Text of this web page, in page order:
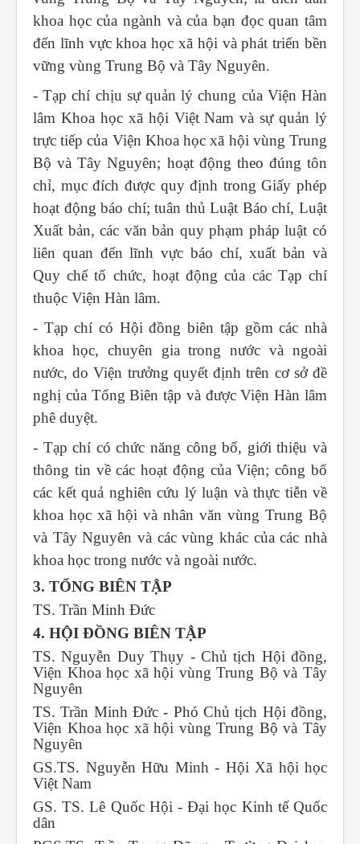
khoa học của ngành và của bạn đọc quan tâm
đến lĩnh vực khoa học xã hội và phát triển bền
vững vùng Trung Bộ và Tây Nguyên.
- Tạp chí chịu sự quản lý chung của Viện Hàn
lâm Khoa học xã hội Việt Nam và sự quản lý
trực tiếp của Viện Khoa học xã hội vùng Trung
Bộ và Tây Nguyên; hoạt động theo đúng tôn
chỉ, mục đích được quy định trong Giấy phép
hoạt động báo chí; tuân thủ Luật Báo chí, Luật
Xuất bản, các văn bản quy phạm pháp luật có
liên quan đến lĩnh vực báo chí, xuất bản và
Quy chế tổ chức, hoạt động của các Tạp chí
thuộc Viện Hàn lâm.
- Tạp chí có Hội đồng biên tập gồm các nhà
khoa học, chuyên gia trong nước và ngoài
nước, do Viện trưởng quyết định trên cơ sở đề
nghị của Tổng Biên tập và được Viện Hàn lâm
phê duyệt.
- Tạp chí có chức năng công bố, giới thiệu và
thông tin về các hoạt động của Viện; công bố
các kết quả nghiên cứu lý luận và thực tiễn về
khoa học xã hội và nhân văn vùng Trung Bộ
và Tây Nguyên và các vùng khác của các nhà
khoa học trong nước và ngoài nước.
3. TỔNG BIÊN TẬP
TS. Trần Minh Đức
4. HỘI ĐỒNG BIÊN TẬP
TS. Nguyễn Duy Thụy - Chủ tịch Hội đồng,
Viện Khoa học xã hội vùng Trung Bộ và Tây
Nguyên
TS. Trần Minh Đức - Phó Chủ tịch Hội đồng,
Viện Khoa học xã hội vùng Trung Bộ và Tây
Nguyên
GS.TS. Nguyễn Hữu Minh - Hội Xã hội học
Việt Nam
GS. TS. Lê Quốc Hội - Đại học Kinh tế Quốc
dân